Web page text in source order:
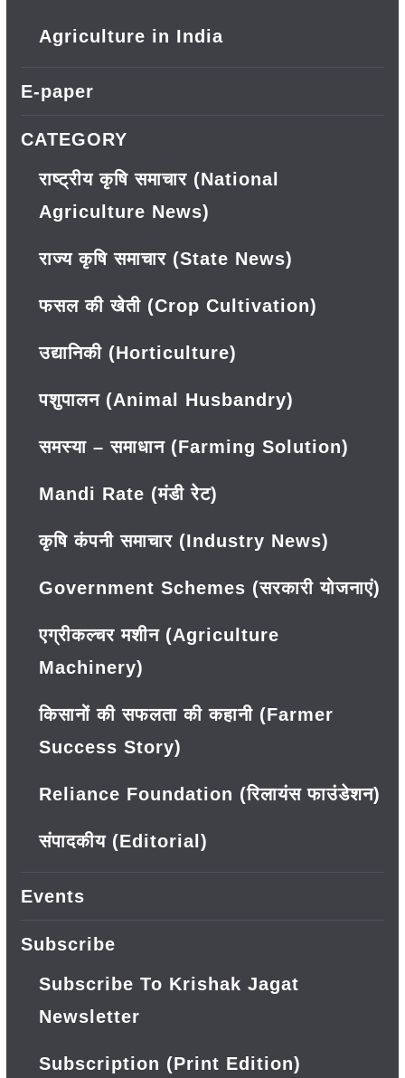
Agriculture in India
E-paper
CATEGORY
राष्ट्रीय कृषि समाचार (National
Agriculture News)
राज्य कृषि समाचार (State News)
फसल की खेती (Crop Cultivation)
उद्यानिकी (Horticulture)
पशुपालन (Animal Husbandry)
समस्या – समाधान (Farming Solution)
Mandi Rate (मंडी रेट)
कृषि कंपनी समाचार (Industry News)
Government Schemes (सरकारी योजनाएं)
एग्रीकल्चर मशीन (Agriculture
Machinery)
किसानों की सफलता की कहानी (Farmer
Success Story)
Reliance Foundation (रिलायंस फाउंडेशन)
संपादकीय (Editorial)
Events
Subscribe
Subscribe To Krishak Jagat
Newsletter
Subscription (Print Edition)